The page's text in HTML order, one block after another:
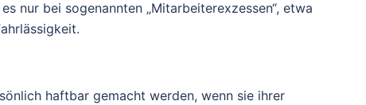
nur bei sogenannten „Mitarbeiterexzessen“, etwa
haftbar gemacht werden, wenn sie ihrer